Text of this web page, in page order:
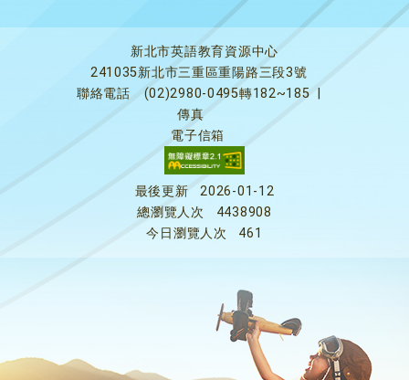
新北市英語教育資源中心
241035新北市三重區重陽路三段3號
聯絡電話
(02)2980-0495轉182~185
傳真
電子信箱
最後更新
2026-01-12
總瀏覽人次
4438908
今日瀏覽人次
461